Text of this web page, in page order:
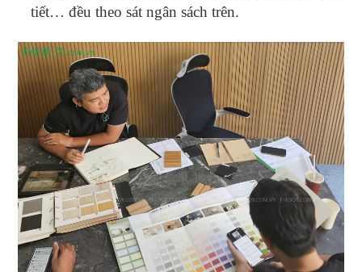
tiết… đều theo sát ngân sách trên.